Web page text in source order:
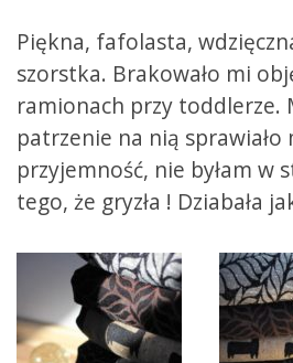
Piękna, fafolasta,
szorstka. Brakowało mi
ramionach przy toddlerze.
patrzenie na nią
przyjemność, nie byłam w
tego, że gryzła ! Dziabała